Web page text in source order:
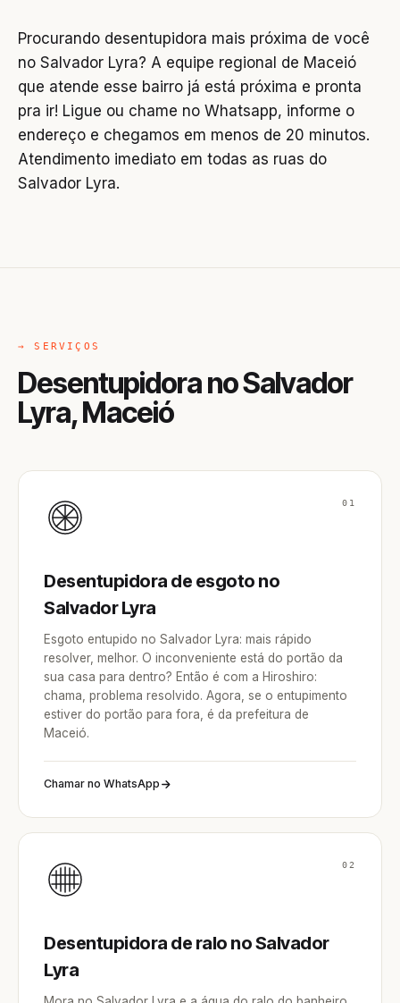
Procurando desentupidora mais próxima de você
no Salvador Lyra? A equipe regional de Maceió
que atende esse bairro já está próxima e pronta
pra ir! Ligue ou chame no Whatsapp, informe o
endereço e chegamos em menos de 20 minutos.
Atendimento imediato em todas as ruas do
Salvador Lyra.
→ SERVIÇOS
Desentupidora no Salvador
Lyra, Maceió
01
Desentupidora de esgoto no
Salvador Lyra
Esgoto entupido no Salvador Lyra: mais rápido
resolver, melhor. O inconveniente está do portão da
sua casa para dentro? Então é com a Hiroshiro:
chama, problema resolvido. Agora, se o entupimento
estiver do portão para fora, é da prefeitura de
Maceió.
Chamar no WhatsApp
02
Desentupidora de ralo no Salvador
Lyra